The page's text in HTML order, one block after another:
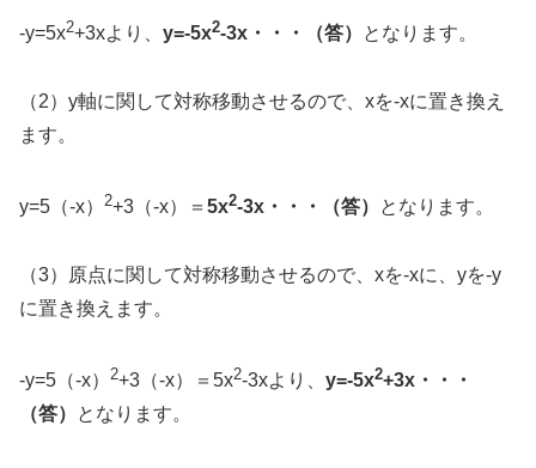
-y=5x2+3xより、 y=-5x2-3x・・・（答） となります。
（2）y軸に関して対称移動させるので、xを-xに置き換え
ます。
y=5（-x） 2+3（-x）＝ 5x2-3x・・・（答） となります。
（3）原点に関して対称移動させるので、xを-xに、yを-y
に置き換えます。
-y=5（-x） 2+3（-x）＝5x2-3xより、 y=-5x2+3x・・・
（答）
となります。